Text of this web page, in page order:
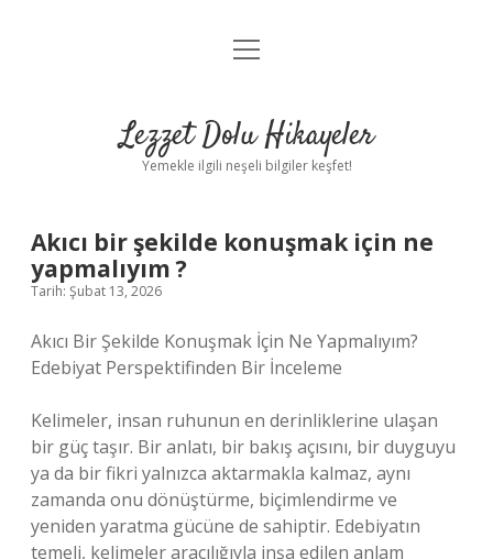
Anasayfa
Yasal Uyarı
menüyü
Lezzet Dolu Hikayeler
Yemekle ilgili neşeli bilgiler keşfet!
Akıcı bir şekilde konuşmak için ne
yapmalıyım ?
Tarih: Şubat 13, 2026
Akıcı Bir Şekilde Konuşmak İçin Ne Yapmalıyım?
Edebiyat Perspektifinden Bir İnceleme
Kelimeler, insan ruhunun en derinliklerine ulaşan
bir güç taşır. Bir anlatı, bir bakış açısını, bir duyguyu
ya da bir fikri yalnızca aktarmakla kalmaz, aynı
zamanda onu dönüştürme, biçimlendirme ve
yeniden yaratma gücüne de sahiptir. Edebiyatın
temeli, kelimeler aracılığıyla inşa edilen anlam